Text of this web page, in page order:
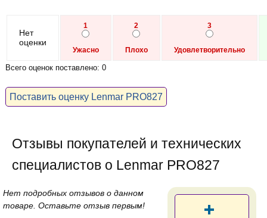
Нет
оценки
1
Ужасно
2
Плохо
3
Удовлетворительно
Всего оценок поставлено: 0
Поставить оценку Lenmar PRO827
Отзывы покупателей и технических
специалистов о Lenmar PRO827
Нет подробных отзывов о данном
товаре. Оставьте отзыв первым!